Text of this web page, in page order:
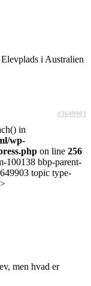
Elevplads i Australien
#3649903
in
wp-
on line 256
100138 bbp-parent-
topic type-
men hvad er